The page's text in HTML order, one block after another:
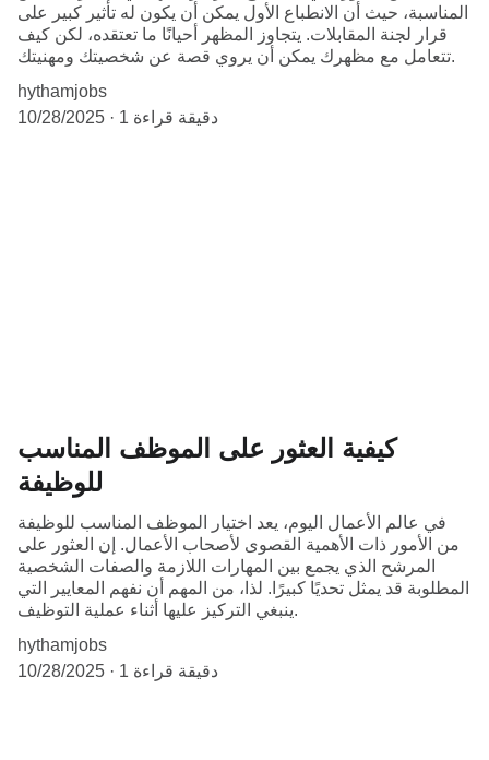
المناسبة، حيث أن الانطباع الأول يمكن أن يكون له تأثير كبير على
قرار لجنة المقابلات. يتجاوز المظهر أحيانًا ما تعتقده، لكن كيف
تتعامل مع مظهرك يمكن أن يروي قصة عن شخصيتك ومهنيتك.
hythamjobs
10/28/2025
1 دقيقة قراءة
كيفية العثور على الموظف المناسب
للوظيفة
في عالم الأعمال اليوم، يعد اختيار الموظف المناسب للوظيفة
من الأمور ذات الأهمية القصوى لأصحاب الأعمال. إن العثور على
المرشح الذي يجمع بين المهارات اللازمة والصفات الشخصية
المطلوبة قد يمثل تحديًا كبيرًا. لذا، من المهم أن نفهم المعايير التي
ينبغي التركيز عليها أثناء عملية التوظيف.
hythamjobs
10/28/2025
1 دقيقة قراءة